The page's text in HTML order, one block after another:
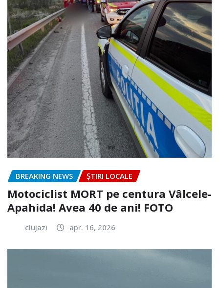
BREAKING NEWS ȘTIRI LOCALE
Motociclist MORT pe centura Vâlcele-
Apahida! Avea 40 de ani! FOTO
clujazi apr. 16, 2026